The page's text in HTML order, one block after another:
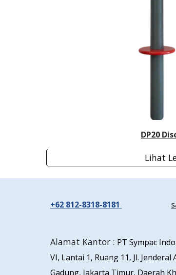
DP20
Lihat
+62 812-8318-8181
Alamat Kantor : PT Sympac
VI, Lantai 1, Ruang 11, Jl. Jenderal
Gadung, Jakarta Timur, Daerah